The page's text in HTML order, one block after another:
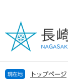
の
で
す
ー
ば
し
現在地 トップページ